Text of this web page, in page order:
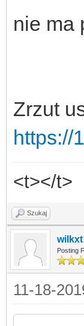
nie ma
Zrzut
https://
<t></t>
Szukaj
wilkxt
Posting
11-18-